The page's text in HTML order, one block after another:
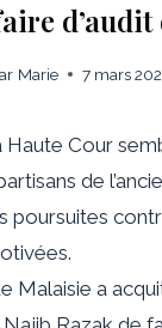
d’audit
Marie 7 mars
Haute Cour
de
poursuites
Malaisie a